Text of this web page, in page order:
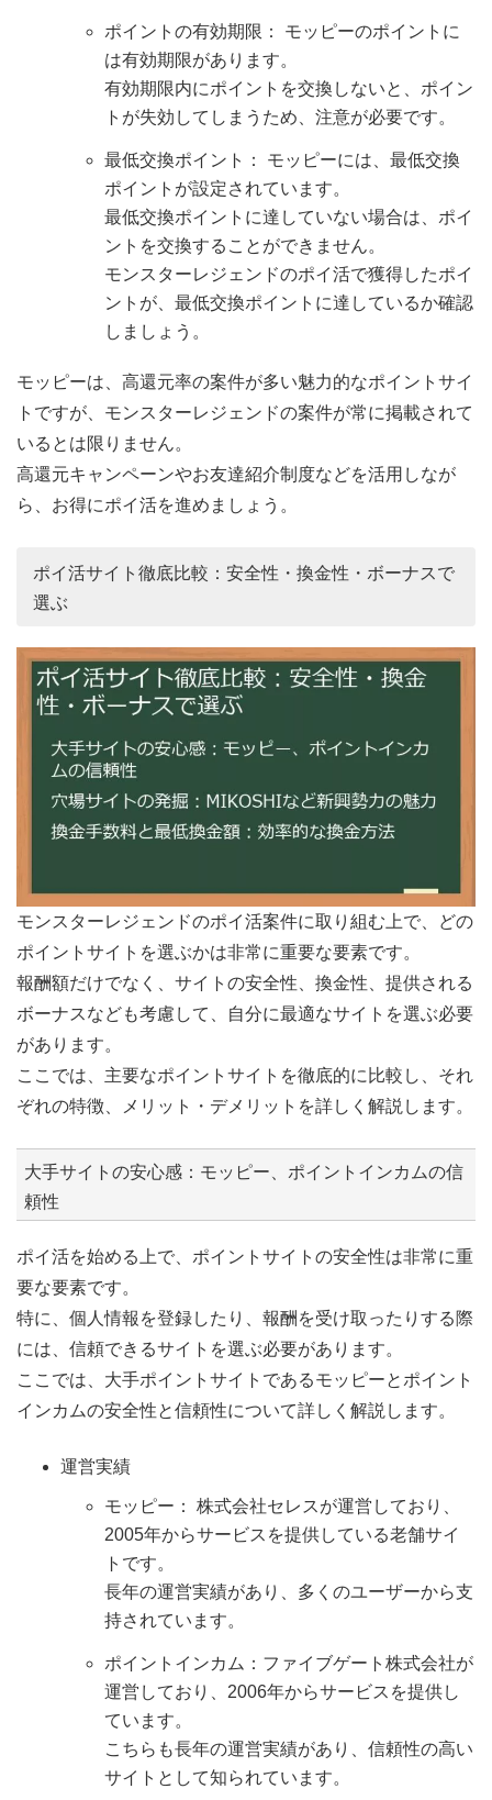
ポイントの有効期限： モッピーのポイントに
は有効期限があります。
有効期限内にポイントを交換しないと、ポイン
トが失効してしまうため、注意が必要です。
最低交換ポイント： モッピーには、最低交換
ポイントが設定されています。
最低交換ポイントに達していない場合は、ポイ
ントを交換することができません。
モンスターレジェンドのポイ活で獲得したポイ
ントが、最低交換ポイントに達しているか確認
しましょう。
モッピーは、高還元率の案件が多い魅力的なポイントサイ
トですが、モンスターレジェンドの案件が常に掲載されて
いるとは限りません。
高還元キャンペーンやお友達紹介制度などを活用しなが
ら、お得にポイ活を進めましょう。
ポイ活サイト徹底比較：安全性・換金性・ボーナスで
選ぶ
モンスターレジェンドのポイ活案件に取り組む上で、どの
ポイントサイトを選ぶかは非常に重要な要素です。
報酬額だけでなく、サイトの安全性、換金性、提供される
ボーナスなども考慮して、自分に最適なサイトを選ぶ必要
があります。
ここでは、主要なポイントサイトを徹底的に比較し、それ
ぞれの特徴、メリット・デメリットを詳しく解説します。
大手サイトの安心感：モッピー、ポイントインカムの信
頼性
ポイ活を始める上で、ポイントサイトの安全性は非常に重
要な要素です。
特に、個人情報を登録したり、報酬を受け取ったりする際
には、信頼できるサイトを選ぶ必要があります。
ここでは、大手ポイントサイトであるモッピーとポイント
インカムの安全性と信頼性について詳しく解説します。
運営実績
モッピー： 株式会社セレスが運営しており、
2005年からサービスを提供している老舗サイ
トです。
長年の運営実績があり、多くのユーザーから支
持されています。
ポイントインカム：ファイブゲート株式会社が
運営しており、2006年からサービスを提供し
ています。
こちらも長年の運営実績があり、信頼性の高い
サイトとして知られています。